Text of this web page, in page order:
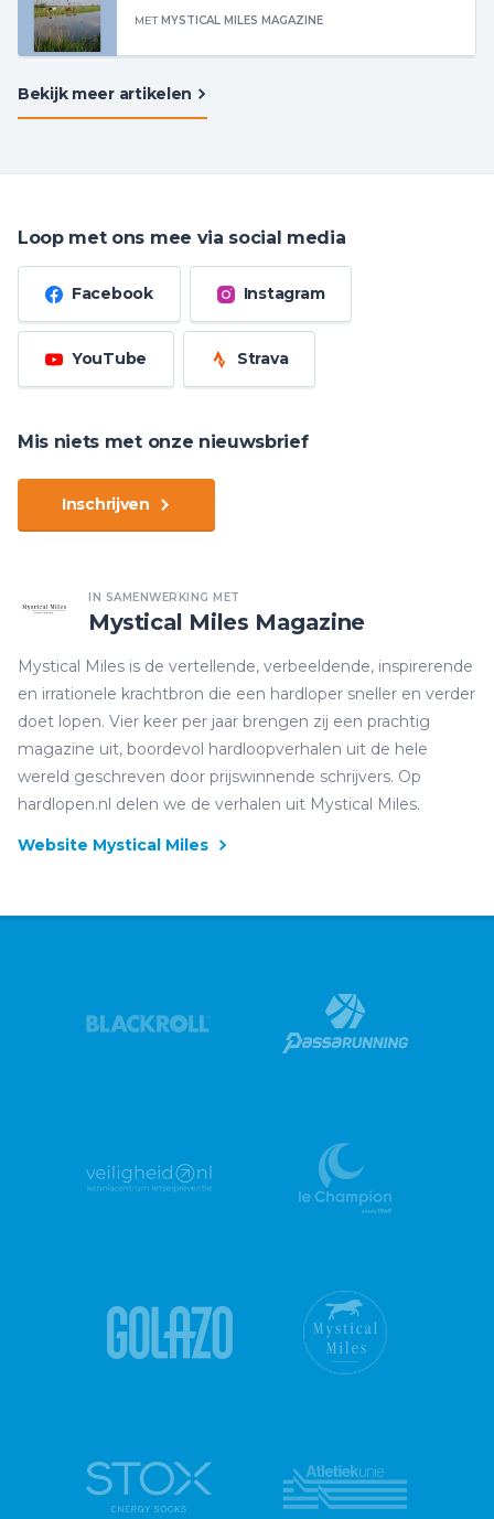
METMYSTICAL MILES MAGAZINE
Bekijk meer artikelen
Loop met ons mee via social media
Facebook Instagram
YouTube Strava
Mis niets met onze nieuwsbrief
Inschrijven
IN SAMENWERKING MET
Mystical Miles Magazine
Mystical Miles is de vertellende, verbeeldende, inspirerende
en irrationele krachtbron die een hardloper sneller en verder
doet lopen. Vier keer per jaar brengen zij een prachtig
magazine uit, boordevol hardloopverhalen uit de hele
wereld geschreven door prijswinnende schrijvers. Op
hardlopen.nl delen we de verhalen uit Mystical Miles.
Website Mystical Miles